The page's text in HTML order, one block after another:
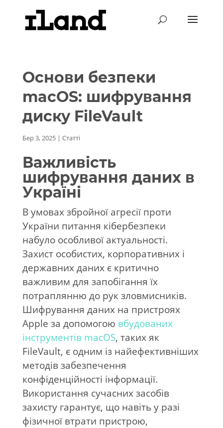
Основи безпеки
macOS: шифрування
диску FileVault
Бер 3, 2025| Статті
Важливість
шифрування даних в
Україні
В умовах збройної агресії проти
України питання кібербезпеки
набуло особливої актуальності.
Захист особистих, корпоративних і
державних даних є критично
важливим для запобігання їх
потраплянню до рук зловмисників.
Шифрування даних на пристроях
Apple за допомогою вбудованих
інструментів macOS, таких як
FileVault, є одним із найефективніших
методів забезпечення
конфіденційності інформації.
Використання сучасних засобів
захисту гарантує, що навіть у разі
фізичної втрати пристрою,